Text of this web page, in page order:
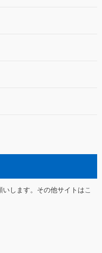
いします。その他サイトはこ